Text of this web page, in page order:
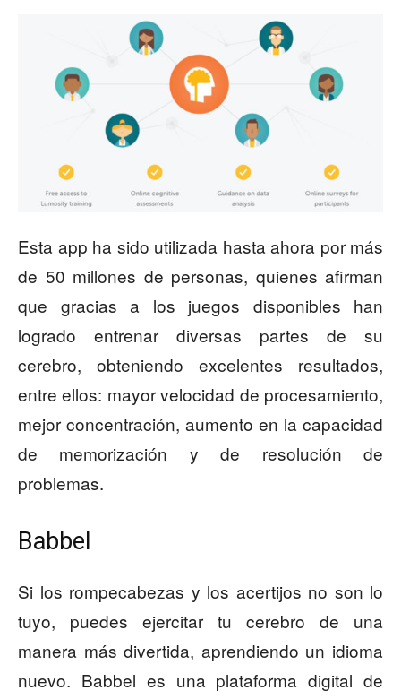
Esta app ha sido utilizada hasta ahora por más
de 50 millones de personas, quienes afirman
que gracias a los juegos disponibles han
logrado entrenar diversas partes de su
cerebro, obteniendo excelentes resultados,
entre ellos: mayor velocidad de procesamiento,
mejor concentración, aumento en la capacidad
de memorización y de resolución de
problemas.
Babbel
Si los rompecabezas y los acertijos no son lo
tuyo, puedes ejercitar tu cerebro de una
manera más divertida, aprendiendo un idioma
nuevo. Babbel es una plataforma digital de